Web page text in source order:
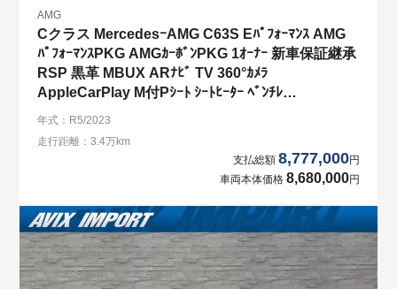
AMG
Cクラス MercedesｰAMG C63S Eﾊﾟﾌｫｰﾏﾝｽ AMG
ﾊﾟﾌｫｰﾏﾝｽPKG AMGｶｰﾎﾞﾝPKG 1ｵｰﾅｰ 新車保証継承
RSP 黒革 MBUX ARﾅﾋﾞ TV 360°ｶﾒﾗ
AppleCarPlay M付Pｼｰﾄ ｼｰﾄﾋｰﾀｰ ﾍﾞﾝﾁﾚ
3DBurmester ﾌｯﾄﾄﾗﾝｸ HUD DIGITALﾍｯﾄﾞﾗｲﾄ ﾘｱｱｸ
年式：R5/2023
走行距離：3.4万km
支払総額 8,777,000円
車両本体価格 8,680,000円